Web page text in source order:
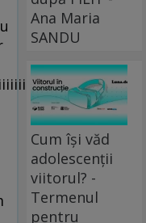
Ana Maria
SANDU
Cum își văd
adolescenții
viitorul? -
Termenul
pentru